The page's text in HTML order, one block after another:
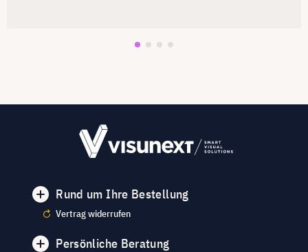
Rund um Ihre Bestellung
Vertrag widerrufen
Persönliche Beratung